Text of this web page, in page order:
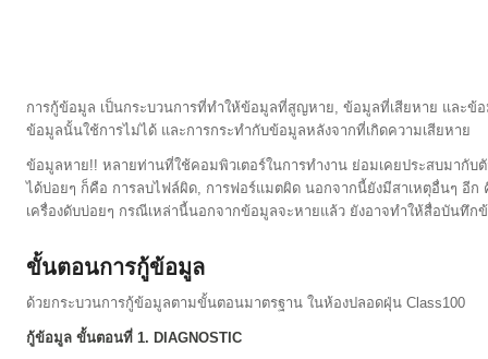
การกู้ข้อมูล เป็นกระบวนการที่ทำให้ข้อมูลที่สูญหาย, ข้อมูลที่เสียหาย และข้
ข้อมูลนั้นใช้การไม่ได้ และการกระทำกับข้อมูลหลังจากที่เกิดความเสียหาย
ข้อมูลหาย!! หลายท่านที่ใช้คอมพิวเตอร์ในการทำงาน ย่อมเคยประสบมากับ
ได้บ่อยๆ ก็คือ การลบไฟล์ผิด, การฟอร์แมตผิด นอกจากนี้ยังมีสาเหตุอื่นๆ อีก
เครื่องดับบ่อยๆ กรณีเหล่านี้นอกจากข้อมูลจะหายแล้ว ยังอาจทำให้สื่อบันทึก
ขั้นตอนการกู้ข้อมูล
ด้วยกระบวนการกู้ข้อมูลตามขั้นตอนมาตรฐาน ในห้องปลอดฝุ่น Class100
กู้ข้อมูล ขั้นตอนที่ 1. DIAGNOSTIC